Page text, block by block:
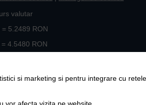
valutar
= 5.2489 RON
= 4.5480 RON
si marketing si pentru integrare cu